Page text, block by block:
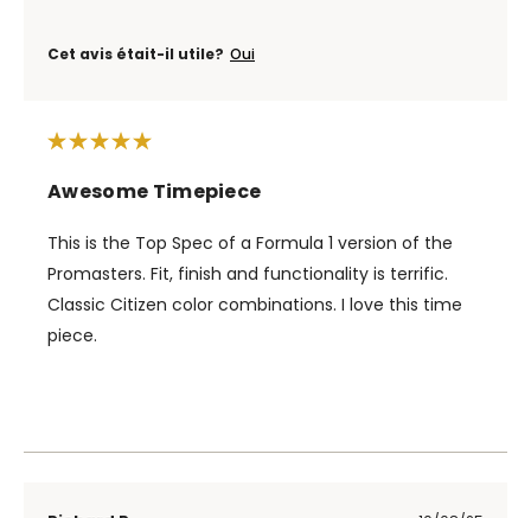
Cet avis était-il utile? Oui
Awesome Timepiece
This is the Top Spec of a Formula 1 version of the
Promasters. Fit, finish and functionality is terrific.
Classic Citizen color combinations. I love this time
piece.